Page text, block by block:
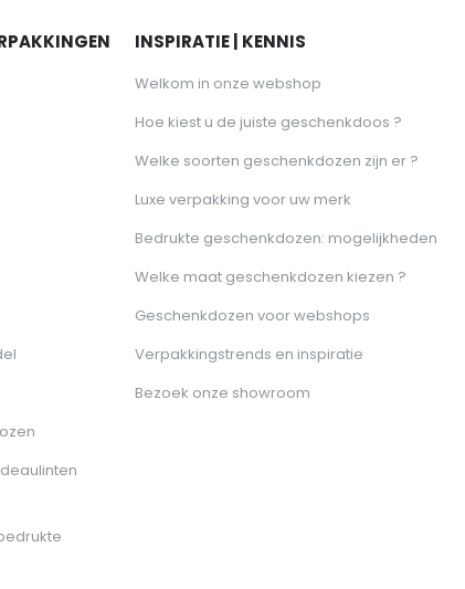
INSPIRATIE | KENNIS
Welkom in onze webshop
Hoe kiest u de juiste geschenkdoos ?
Welke soorten geschenkdozen zijn er ?
Luxe verpakking voor uw merk
Bedrukte geschenkdozen: mogelijkheden
Welke maat geschenkdozen kiezen ?
Geschenkdozen voor webshops
Verpakkingstrends en inspiratie
Bezoek onze showroom